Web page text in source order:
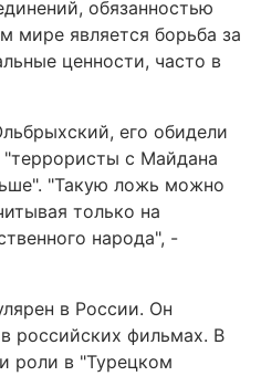
обязанностью
мире является борьба за
ценности, часто в
его обидели
с Майдана
"Такую ложь можно
только на
народа", -
в России. Он
российских фильмах. В
роли в "Турецком